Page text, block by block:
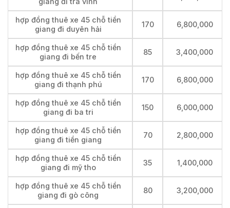
hợp đồng thuê xe 45 chỗ tiền
giang đi duyên hải
170 6,800,000
hợp đồng thuê xe 45 chỗ tiền
giang đi bến tre
85 3,400,000
hợp đồng thuê xe 45 chỗ tiền
giang đi thạnh phú
170 6,800,000
hợp đồng thuê xe 45 chỗ tiền
giang đi ba tri
150 6,000,000
hợp đồng thuê xe 45 chỗ tiền
giang đi tiền giang
70 2,800,000
hợp đồng thuê xe 45 chỗ tiền
giang đi mỹ tho
35 1,400,000
hợp đồng thuê xe 45 chỗ tiền
giang đi gò công
80 3,200,000